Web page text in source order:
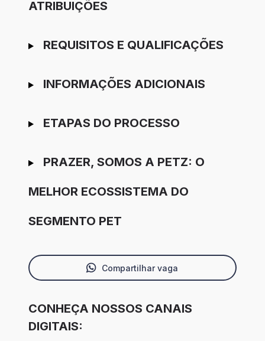
ATRIBUIÇÕES
REQUISITOS E QUALIFICAÇÕES
INFORMAÇÕES ADICIONAIS
ETAPAS DO PROCESSO
PRAZER, SOMOS A PETZ: O
MELHOR ECOSSISTEMA DO
SEGMENTO PET
Compartilhar vaga
CONHEÇA NOSSOS CANAIS
DIGITAIS: